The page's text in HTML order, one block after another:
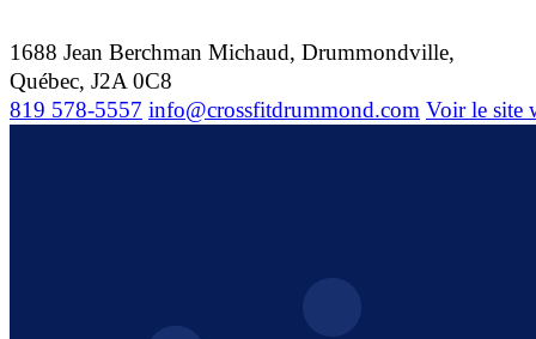
1688 Jean Berchman Michaud, Drummondville,
Québec, J2A 0C8
819 578-5557 info@crossfitdrummond.com Voir le site